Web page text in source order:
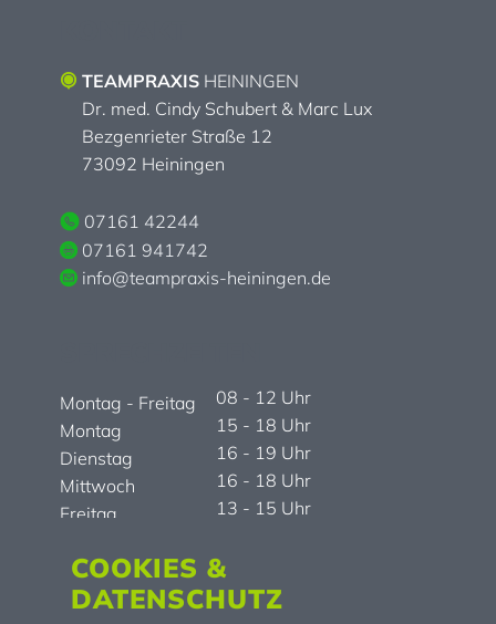
TEAMPRAXIS HEININGEN
Dr. med. Cindy Schubert & Marc Lux
Bezgenrieter Straße 12
73092 Heiningen
07161 42244
07161 941742
info@teampraxis-heiningen.de
Montag - Freitag
Montag
Dienstag
Mittwoch
Freitag
Termine nach Vereinbarung
Hausärztlicher Bereitschaftsdienst 116 117
08 - 12 Uhr
15 - 18 Uhr
16 - 19 Uhr
16 - 18 Uhr
13 - 15 Uhr
COOKIES &
DATENSCHUTZ